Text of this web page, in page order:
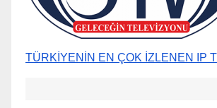
TÜRKİYENİN EN ÇOK İZLENEN IP